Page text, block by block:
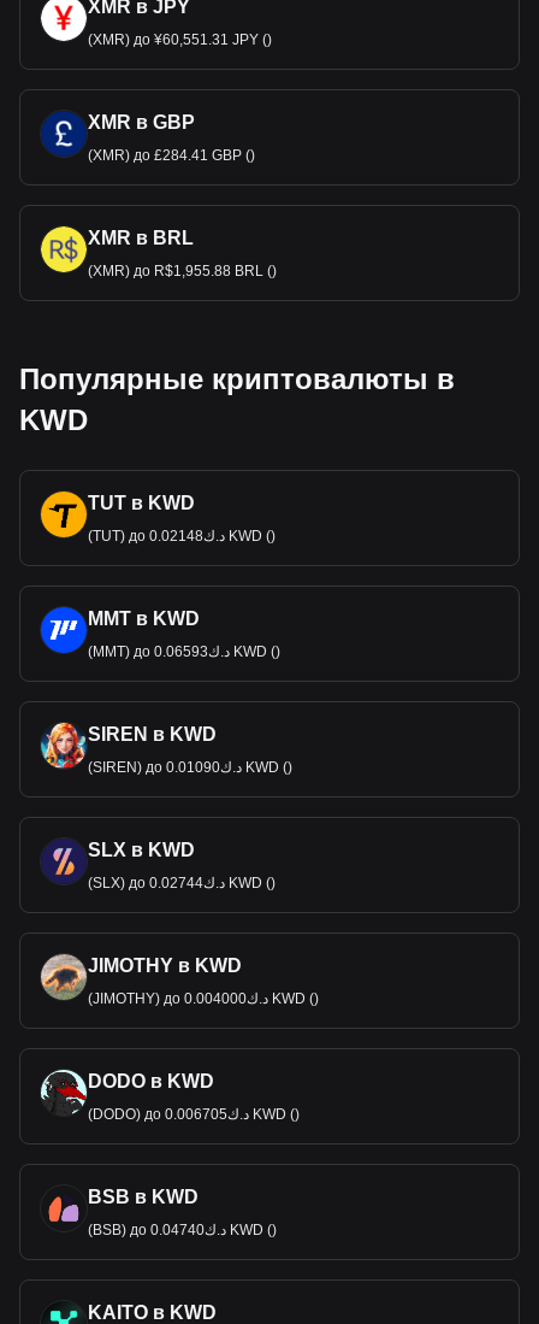
XMR в JPY
(XMR) до ¥60,551.31 JPY ()
XMR в GBP
(XMR) до £284.41 GBP ()
XMR в BRL
(XMR) до R$1,955.88 BRL ()
Популярные криптовалюты в
KWD
TUT в KWD
(TUT) до د.ك0.02148 KWD ()
MMT в KWD
(MMT) до د.ك0.06593 KWD ()
SIREN в KWD
(SIREN) до د.ك0.01090 KWD ()
SLX в KWD
(SLX) до د.ك0.02744 KWD ()
JIMOTHY в KWD
(JIMOTHY) до د.ك0.004000 KWD ()
DODO в KWD
(DODO) до د.ك0.006705 KWD ()
BSB в KWD
(BSB) до د.ك0.04740 KWD ()
KAITO в KWD